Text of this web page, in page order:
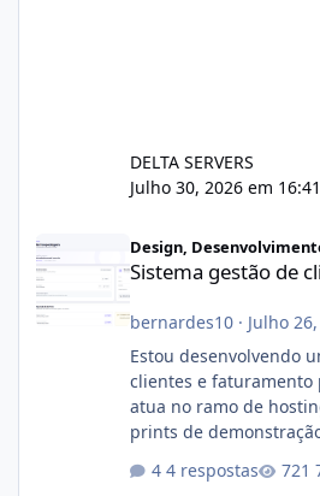
DELTA SERVERS
Julho 30, 2026 em 16:41
Design,
Sistema gestão de
bernardes10· Julho
Estou desenvolvendo
clientes e faturamento
atua no ramo de
prints de
com cerca de 80%
4 respostas